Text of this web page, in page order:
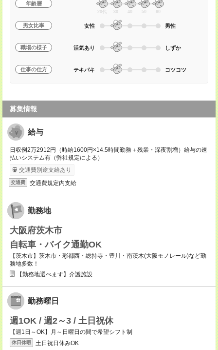
年齢層
20代 30 40 50 60
男女比率 女性 男性
職場の様子 活気あり しずか
仕事の仕方 テキパキ コツコツ
募集情報
給与
日収例2万2912円（時給1600円×14.5時間勤務＋残業・深夜割増）給与の速
払いシステム有（弊社規定による）
交通費別途支給あり
交通費 交通費規定内支給
勤務地
大阪府茨木市
自転車・バイク通勤OK
【茨木市】茨木市・彩都西・総持寺・豊川・南茨木(大阪モノレール)など勤
務地多数！
【勤務地選べます】介護施設
勤務曜日
週1OK / 週2～3 / 土日祝休
【週1日～OK】月～日曜日の間で希望シフト制
休日休暇 土日祝日休みOK